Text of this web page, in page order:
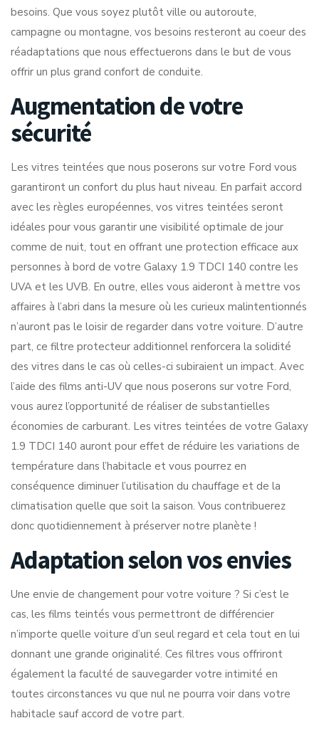
besoins. Que vous soyez plutôt ville ou autoroute,
campagne ou montagne, vos besoins resteront au coeur des
réadaptations que nous effectuerons dans le but de vous
offrir un plus grand confort de conduite.
Augmentation de votre
sécurité
Les vitres teintées que nous poserons sur votre Ford vous
garantiront un confort du plus haut niveau. En parfait accord
avec les règles européennes, vos vitres teintées seront
idéales pour vous garantir une visibilité optimale de jour
comme de nuit, tout en offrant une protection efficace aux
personnes à bord de votre Galaxy 1.9 TDCI 140 contre les
UVA et les UVB. En outre, elles vous aideront à mettre vos
affaires à l’abri dans la mesure où les curieux malintentionnés
n’auront pas le loisir de regarder dans votre voiture. D’autre
part, ce filtre protecteur additionnel renforcera la solidité
des vitres dans le cas où celles-ci subiraient un impact. Avec
l’aide des films anti-UV que nous poserons sur votre Ford,
vous aurez l’opportunité de réaliser de substantielles
économies de carburant. Les vitres teintées de votre Galaxy
1.9 TDCI 140 auront pour effet de réduire les variations de
température dans l’habitacle et vous pourrez en
conséquence diminuer l’utilisation du chauffage et de la
climatisation quelle que soit la saison. Vous contribuerez
donc quotidiennement à préserver notre planète !
Adaptation selon vos envies
Une envie de changement pour votre voiture ? Si c’est le
cas, les films teintés vous permettront de différencier
n’importe quelle voiture d’un seul regard et cela tout en lui
donnant une grande originalité. Ces filtres vous offriront
également la faculté de sauvegarder votre intimité en
toutes circonstances vu que nul ne pourra voir dans votre
habitacle sauf accord de votre part.